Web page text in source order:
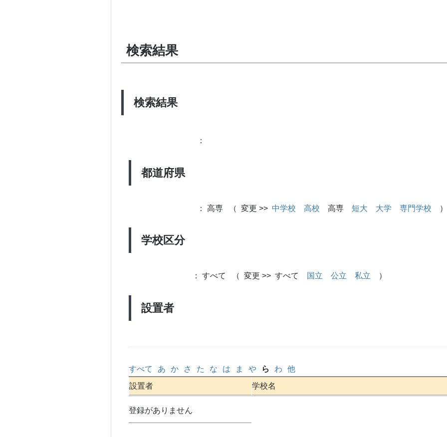
検索結果
検索結果
都道府県
：
学校区分
： 高専 （ 変更 >> 中学校 高校 高専 短大 大学 専門学校 ）
設置者
： すべて （ 変更 >> すべて 国立 公立 私立 ）
すべて あ か さ た な は ま や ら わ
他
設置者
学校名
登録がありません